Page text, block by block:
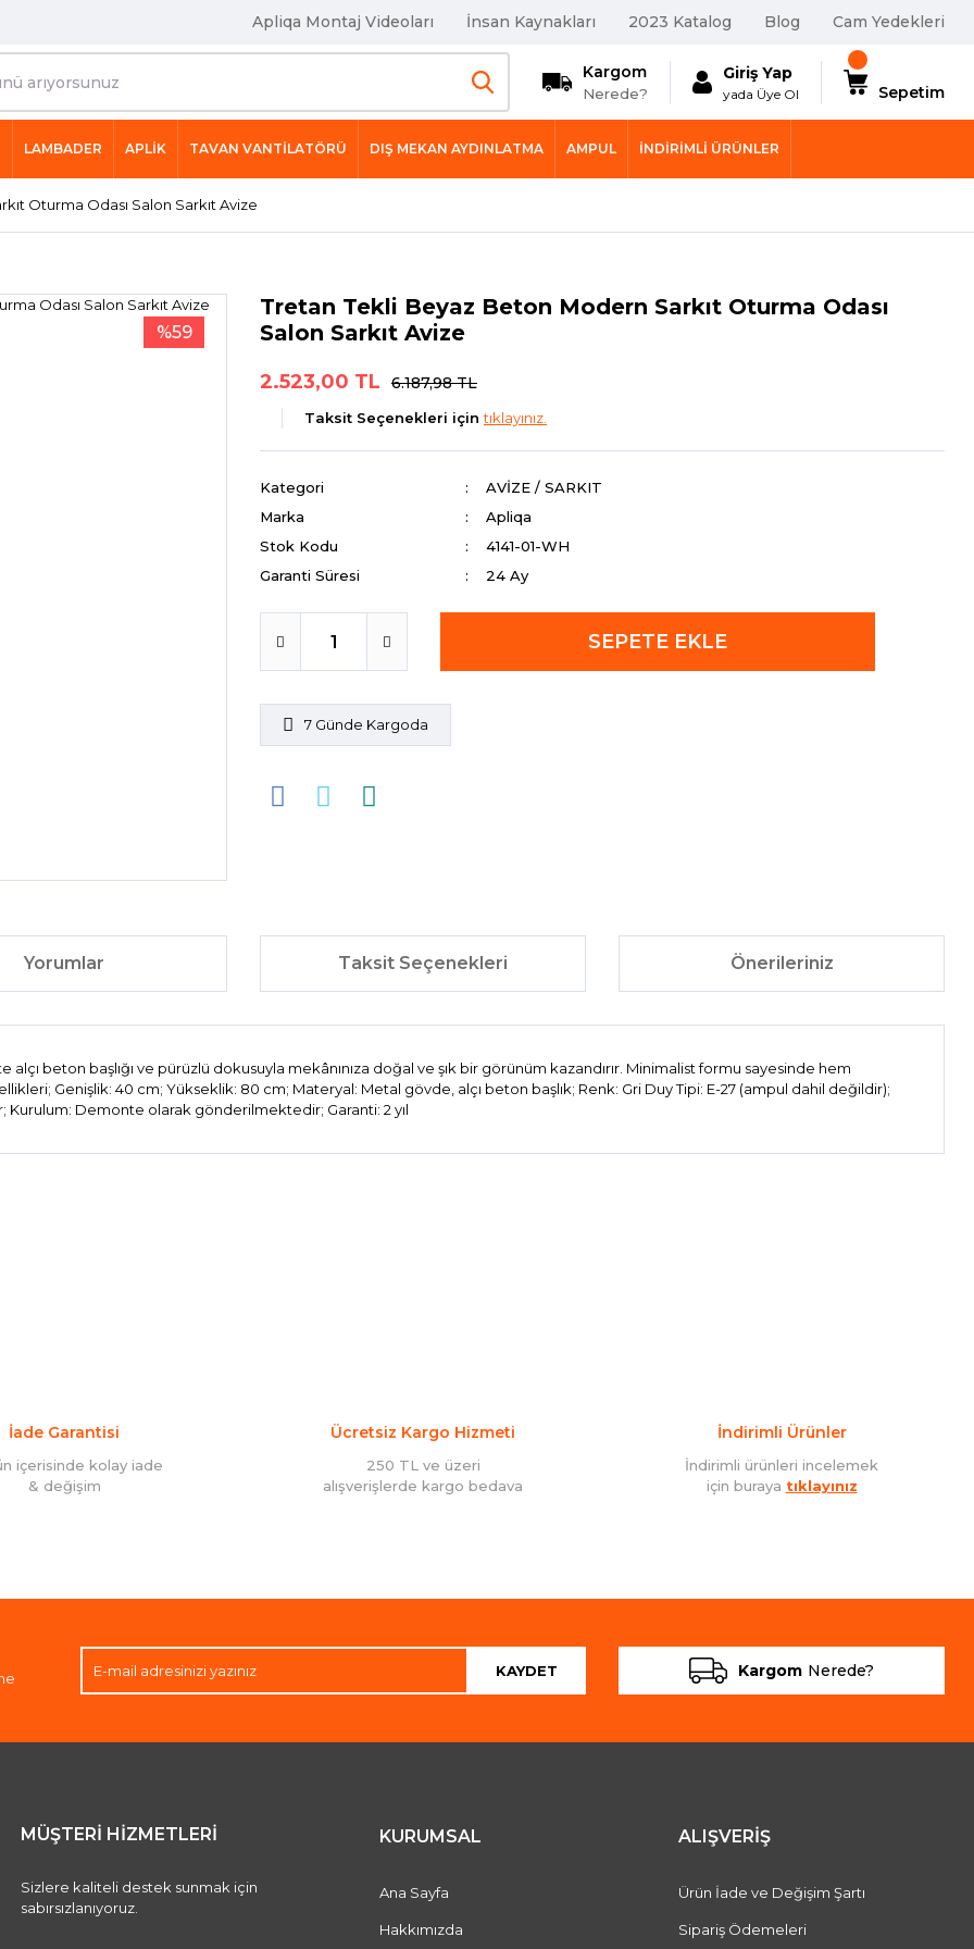
Apliqa Montaj Videoları İnsan Kaynakları 2023 Katalog Blog Cam Yedekleri
Kargom
Nerede?
Giriş Yap
yada Üye Ol Sepetim
LAMBADER APLİK TAVAN VANTİLATÖRÜ DIŞ MEKAN AYDINLATMA AMPUL İNDIRIMLI ÜRÜNLER
Oturma Odası Salon Sarkıt Avize
%59
Tretan Tekli Beyaz Beton Modern Sarkıt Oturma Odası
Salon Sarkıt Avize
2.523,00 TL 6.187,98 TL
Taksit Seçenekleri içintıklayınız.
Kategori
AVİZE / SARKIT
Marka
Apliqa
Stok Kodu
4141-01-WH
Garanti Süresi
24 Ay
SEPETE EKLE
7 Günde Kargoda
Yorumlar Taksit Seçenekleri Önerileriniz
beton başlığı ve pürüzlü dokusuyla mekânınıza doğal ve şık bir görünüm kazandırır. Minimalist formu sayesinde hem
Genişlik: 40 cm; Yükseklik: 80 cm; Materyal: Metal gövde, alçı beton başlık; Renk: Gri Duy Tipi: E-27 (ampul dahil değildir);
Demonte olarak gönderilmektedir; Garanti: 2 yıl
İade Garantisi
içerisinde kolay iade
& değişim
Ücretsiz Kargo Hizmeti
250 TL ve üzeri
alışverişlerde kargo bedava
İndirimli Ürünler
İndirimli ürünleri incelemek
için buraya tıklayınız
KAYDET Kargom Nerede?
MÜŞTERİ HİZMETLERİ
Sizlere kaliteli destek sunmak için
sabırsızlanıyoruz.
KURUMSAL
Ana Sayfa
Hakkımızda
ALIŞVERİŞ
Ürün İade ve Değişim Şartı
Sipariş Ödemeleri